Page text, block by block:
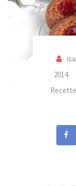
2014